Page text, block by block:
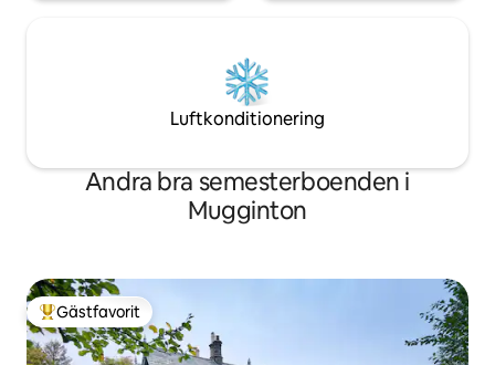
Luftkonditionering
Andra bra semesterboenden i
Mugginton
Populär gästfavorit
Gästfavorit